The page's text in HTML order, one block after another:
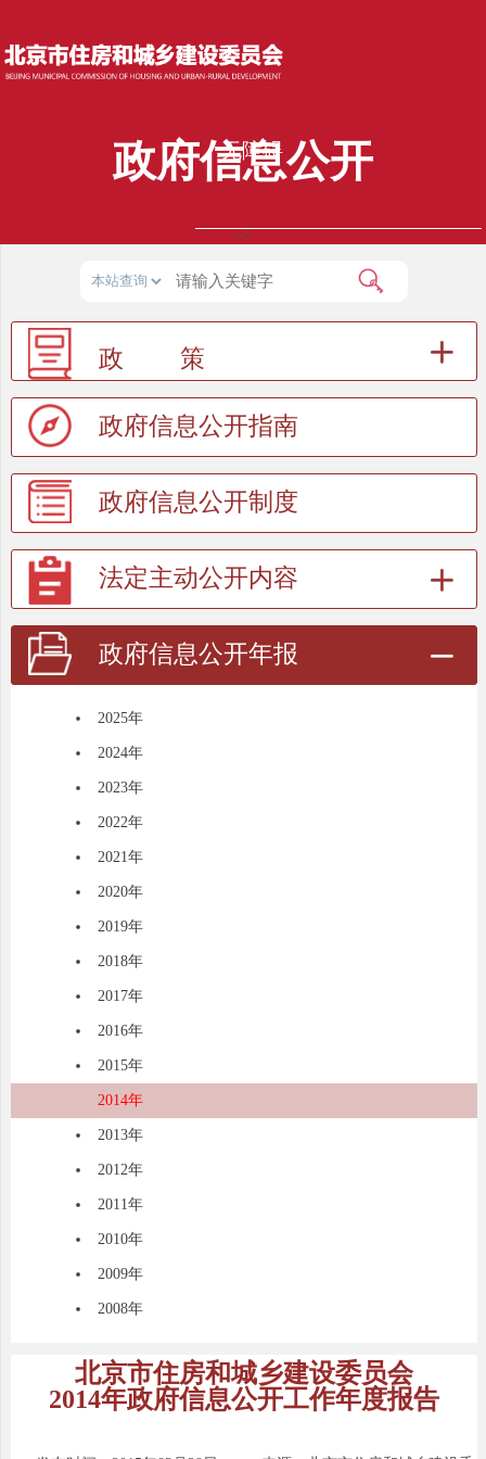
无障碍
政府信息公开
-->
政 策
政府信息公开指南
政府信息公开制度
法定主动公开内容
政府信息公开年报
2025年
2024年
2023年
2022年
2021年
2020年
2019年
2018年
2017年
2016年
2015年
2014年
2013年
2012年
2011年
2010年
2009年
2008年
北京市住房和城乡建设委员会
2014年政府信息公开工作年度报告